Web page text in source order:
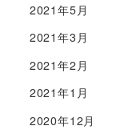
2021年5月
2021年3月
2021年2月
2021年1月
2020年12月